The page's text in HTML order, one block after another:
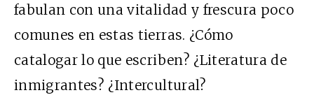
fabulan con una vitalidad y frescura poco
comunes en estas tierras. ¿Cómo
catalogar lo que escriben? ¿Literatura de
inmigrantes? ¿Intercultural?